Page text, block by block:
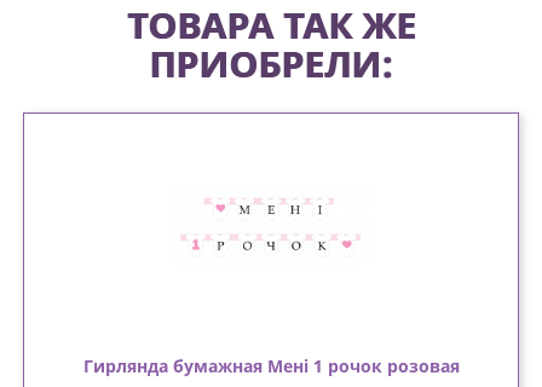
ТОВАРА ТАК ЖЕ
ПРИОБРЕЛИ:
Гирлянда бумажная Мені 1 рочок розовая